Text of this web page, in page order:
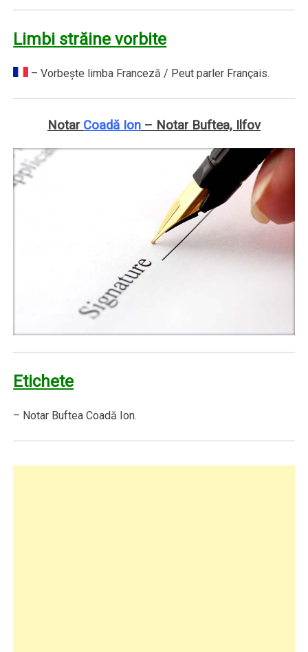
Limbi străine vorbite
– Vorbeşte limba Franceză / Peut parler Français.
Notar Coadă Ion – Notar Buftea, Ilfov
Etichete
– Notar Buftea Coadă Ion.